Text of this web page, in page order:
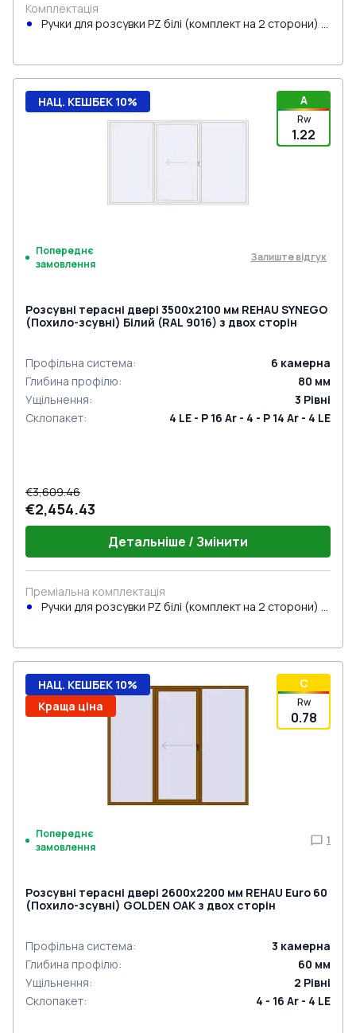
Комплектація
Ручки для розсувки PZ білі (комплект на 2 сторони) з
A
Rw
1.22
НАЦ. КЕШБЕК 10%
Попереднє
замовлення
Залиште відгук
Розсувні терасні двері 3500x2100 мм REHAU SYNEGO
(Похило-зсувні) Білий (RAL 9016) з двох сторін
Профільна система: 6 камерна
Глибина профілю: 80 мм
Ущільнення: 3 Рівні
Склопакет: 4 LE - P 16 Ar - 4 - P 14 Ar - 4 LE
€3,609.46
€2,454.43
Детальніше / Змінити
Преміальна комплектація
Ручки для розсувки PZ білі (комплект на 2 сторони) з
C
Rw
0.78
НАЦ. КЕШБЕК 10%
Краща ціна
Попереднє
замовлення
1
Розсувні терасні двері 2600x2200 мм REHAU Euro 60
(Похило-зсувні) GOLDEN OAK з двох сторін
Профільна система: 3 камерна
Глибина профілю: 60 мм
Ущільнення: 2 Рівні
Склопакет: 4 - 16 Ar - 4 LE